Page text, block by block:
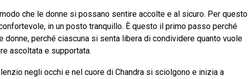
che le donne si possano sentire accolte e al sicuro. Per questo
in un posto tranquillo. È questo il primo passo perché
perché ciascuna si senta libera di condividere quanto vuole
ascoltata e supportata.
negli occhi e nel cuore di Chandra si sciolgono e inizia a